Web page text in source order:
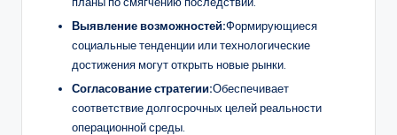
Выявление возможностей:Формирующиеся
социальные тенденции или технологические
достижения могут открыть новые рынки.
Согласование стратегии:Обеспечивает
соответствие долгосрочных целей реальности
операционной среды.